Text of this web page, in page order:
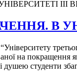
В
на покращення
студенти